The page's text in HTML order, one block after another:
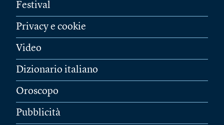
Festival
Privacy e cookie
Video
Dizionario italiano
Oroscopo
Pubblicità